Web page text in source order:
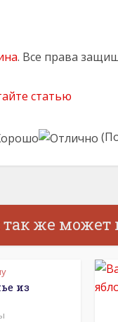
. Все права
статью
же может
из